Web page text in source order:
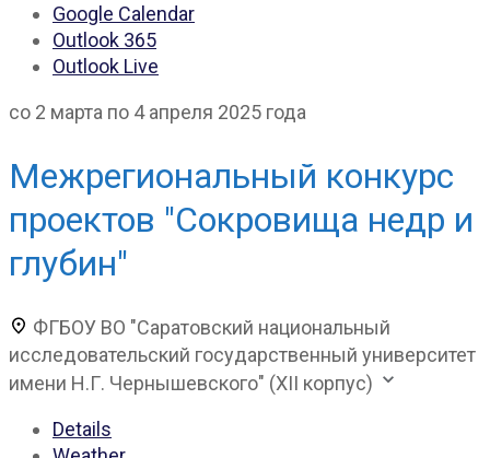
Google Calendar
Outlook 365
Outlook Live
со 2 марта по 4 апреля 2025 года
Межрегиональный конкурс
проектов "Сокровища недр и
глубин"
ФГБОУ ВО "Саратовский национальный
исследовательский государственный университет
имени Н.Г. Чернышевского" (XII корпус)
Details